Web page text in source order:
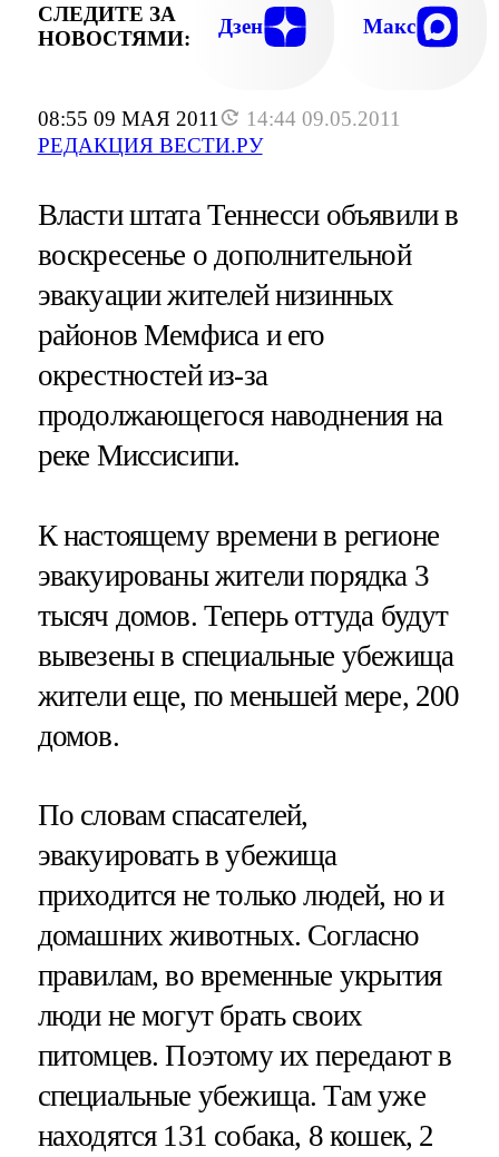
08:55 09 МАЯ 2011
14:44 09.05.2011
РЕДАКЦИЯ ВЕСТИ.РУ
СЛЕДИТЕ ЗА
НОВОСТЯМИ:
Дзен Макс
Власти штата Теннесси объявили в
воскресенье о дополнительной
эвакуации жителей низинных
районов Мемфиса и его
окрестностей из-за
продолжающегося наводнения на
реке Миссисипи.
К настоящему времени в регионе
эвакуированы жители порядка 3
тысяч домов. Теперь оттуда будут
вывезены в специальные убежища
жители еще, по меньшей мере, 200
домов.
По словам спасателей,
эвакуировать в убежища
приходится не только людей, но и
домашних животных. Согласно
правилам, во временные укрытия
люди не могут брать своих
питомцев. Поэтому их передают в
специальные убежища. Там уже
находятся 131 собака, 8 кошек, 2